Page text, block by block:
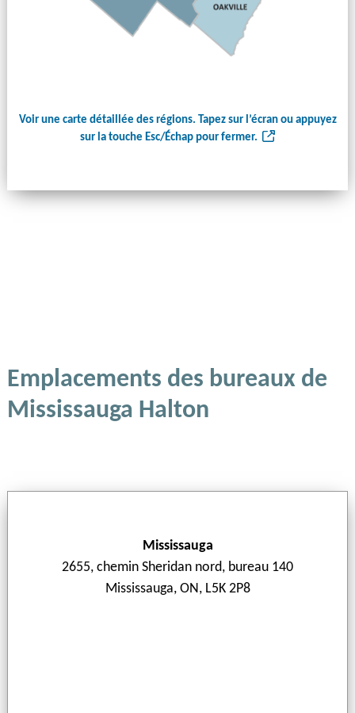
Voir une carte détaillée des régions. Tapez sur l’écran ou appuyez
sur la touche Esc/Échap pour fermer.
Emplacements des bureaux de
Mississauga Halton
Mississauga
2655, chemin Sheridan nord, bureau 140
Mississauga, ON, L5K 2P8